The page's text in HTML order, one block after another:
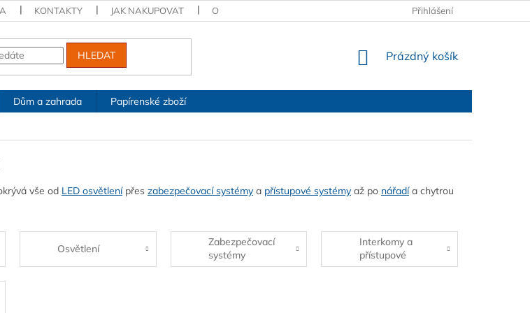
KONTAKTY JAK NAKUPOVAT OBCHODNÍ PODMÍNKY PODMÍNKY OCHRANY OSOBNÍCH ÚDAJŮ
Přihlášení
HLEDAT
NÁKUPNÍ
Prázdný košík
Dům a zahrada
Papírenské zboží
vše od LED osvětlenípřes zabezpečovací systémy a přístupové systémy až po nářadía chytrou
Osvětlení
Zabezpečovací
systémy
Interkomy a
přístupové
systémy